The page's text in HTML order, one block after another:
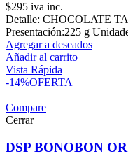
$295 iva inc.
Detalle: CHOCOLATE
Presentación:225 g
Agregar a deseados
Añadir al carrito
Vista Rápida
-14%OFERTA
Compare
Cerrar
DSP BONOBON